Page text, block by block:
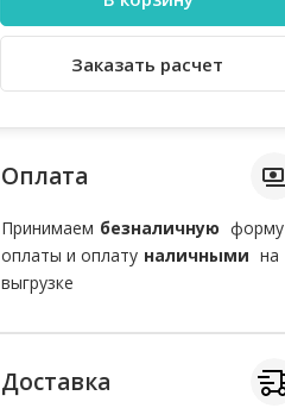
Заказать расчет
Оплата
Принимаем безналичную форму
оплаты и оплату наличными на
выгрузке
Доставка